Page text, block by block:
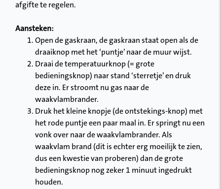
afgifte te regelen.
Aansteken:
Open de gaskraan, de gaskraan staat open als de
draaiknop met het ‘puntje’ naar de muur wijst.
Draai de temperatuurknop (= grote
bedieningsknop) naar stand ‘sterretje’ en druk
deze in. Er stroomt nu gas naar de
waakvlambrander.
Druk het kleine knopje (de ontstekings-knop) met
het rode puntje een paar maal in. Er springt nu een
vonk over naar de waakvlambrander. Als
waakvlam brand (dit is echter erg moeilijk te zien,
dus een kwestie van proberen) dan de grote
bedieningsknop nog zeker 1 minuut ingedrukt
houden.